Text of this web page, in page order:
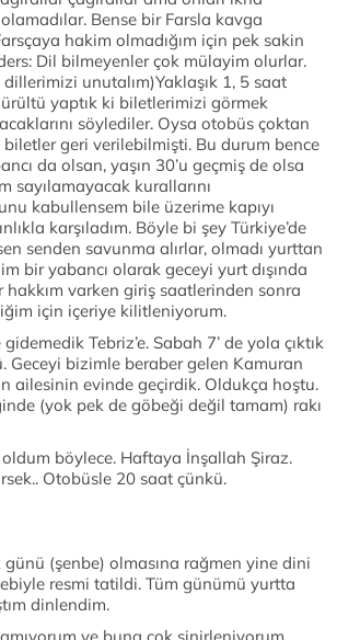
Bense bir Farsla kavga
hakim olmadığım için pek sakin
Dil bilmeyenler çok mülayim olurlar.
unutalım)Yaklaşık 1, 5 saat
yaptık ki biletlerimizi görmek
söylediler. Oysa otobüs çoktan
biletler geri verilebilmişti. Bu durum bence
da olsan, yaşın 30’u geçmiş de olsa
sayılamayacak kurallarını
kabullensem bile üzerime kapıyı
karşıladım. Böyle bi şey Türkiye’de
senden savunma alırlar, olmadı yurttan
bir yabancı olarak geceyi yurt dışında
varken giriş saatlerinden sonra
için içeriye kilitleniyorum.
Tebriz’e. Sabah 7’ de yola çıktık
Geceyi bizimle beraber gelen Kamuran
ailesinin evinde geçirdik. Oldukça hoştu.
(yok pek de göbeği değil tamam) rakı
oldum böylece. Haftaya İnşallah Şiraz.
Otobüsle 20 saat çünkü.
(şenbe) olmasına rağmen yine dini
resmi tatildi. Tüm günümü yurtta
dinlendim.